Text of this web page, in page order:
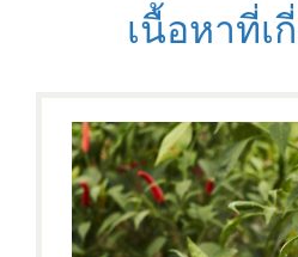
เนื้อหาที่เ